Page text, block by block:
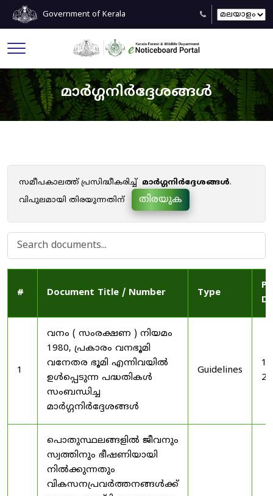
Government of Kerala
മാർഗ്ഗനിർദ്ദേശങ്ങൾ
സമീപകാലത്ത് പ്രസിദ്ധീകരിച്ച് മാർഗ്ഗനിർദ്ദേശങ്ങൾ.
വിപുലമായി തിരയുന്നതിന്
തിരയുക
# Document Title / Number Type
1
വനം ( സംരക്ഷണ ) നിയമം
1980, പ്രകാരം വനഭൂമി
വനേതര ഭൂമി എന്നിവയിൽ
ഉൾപ്പെടുന്ന പദ്ധതികൾ
സംബന്ധിച്ച
മാർഗ്ഗനിർദ്ദേശങ്ങൾ
Guidelines
പൊതുസ്ഥലങ്ങളിൽ ജീവനും
സ്വത്തിനും ഭീഷണിയായി
നിൽക്കുന്നതും
വികസനപ്രവർത്തനങ്ങൾക്ക്